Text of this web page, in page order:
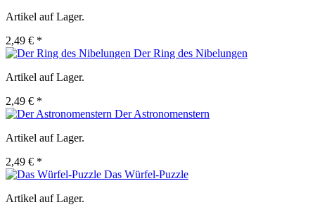
Artikel auf Lager.
2,49 € *
Der Ring des Nibelungen
Artikel auf Lager.
2,49 € *
Der Astronomenstern
Artikel auf Lager.
2,49 € *
Das Würfel-Puzzle
Artikel auf Lager.